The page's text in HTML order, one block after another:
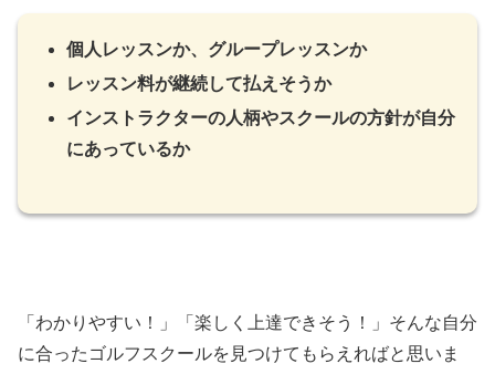
個人レッスンか、グループレッスンか
レッスン料が継続して払えそうか
インストラクターの人柄やスクールの方針が自分
にあっているか
「わかりやすい！」「楽しく上達できそう！」そんな自分
に合ったゴルフスクールを見つけてもらえればと思いま